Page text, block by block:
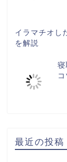
イラマチオし
を解説
寝
最近の投稿